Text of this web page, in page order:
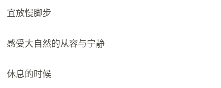
宜放慢脚步
感受大自然的从容与宁静
休息的时候